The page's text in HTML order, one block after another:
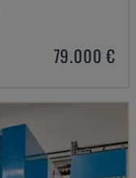
79.000 €